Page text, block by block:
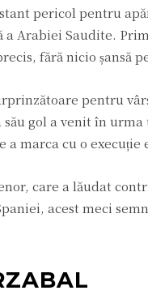
pericol pentru
Arabiei Saudite.
fără nicio șansă
pentru
gol a venit în
marca cu o execuție
care a lăudat
acest meci